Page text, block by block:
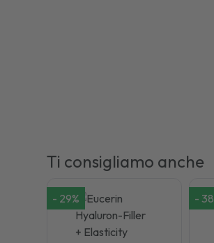
Ti consigliamo anche
- 29% - 38